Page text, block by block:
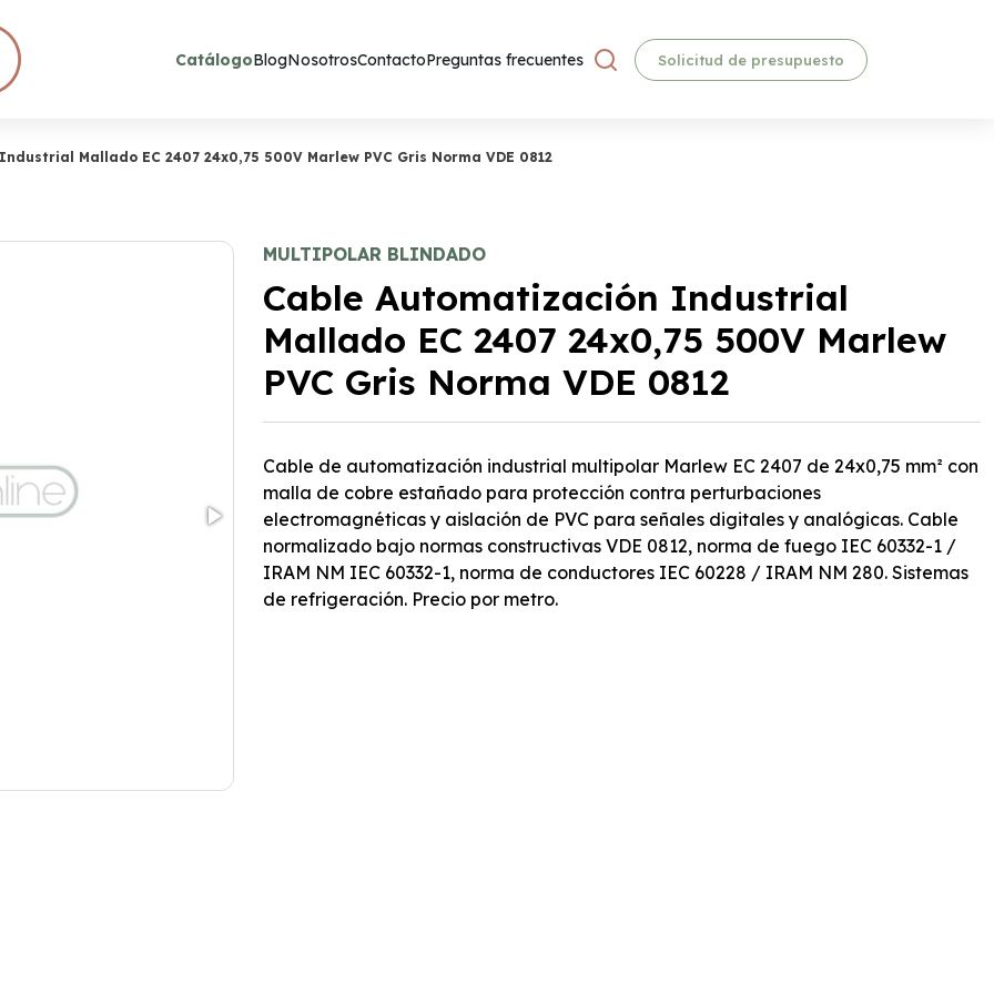
CatálogoBlogNosotrosContactoPreguntas frecuentes Solicitud de presupuesto
Mallado EC 2407 24x0,75 500V Marlew PVC Gris Norma VDE 0812
MULTIPOLAR BLINDADO
Cable Automatización Industrial
Mallado EC 2407 24x0,75 500V Marlew
PVC Gris Norma VDE 0812
Cable de automatización industrial multipolar Marlew EC 2407 de 24x0,75 mm² con
malla de cobre estañado para protección contra perturbaciones
electromagnéticas y aislación de PVC para señales digitales y analógicas. Cable
normalizado bajo normas constructivas VDE 0812, norma de fuego IEC 60332-1 /
IRAM NM IEC 60332-1, norma de conductores IEC 60228 / IRAM NM 280. Sistemas
de refrigeración. Precio por metro.